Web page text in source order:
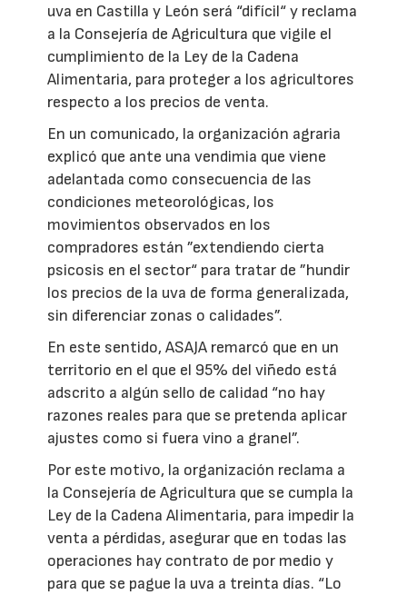
uva en Castilla y León será “difícil“ y reclama
a la Consejería de Agricultura que vigile el
cumplimiento de la Ley de la Cadena
Alimentaria, para proteger a los agricultores
respecto a los precios de venta.
En un comunicado, la organización agraria
explicó que ante una vendimia que viene
adelantada como consecuencia de las
condiciones meteorológicas, los
movimientos observados en los
compradores están ”extendiendo cierta
psicosis en el sector“ para tratar de ”hundir
los precios de la uva de forma generalizada,
sin diferenciar zonas o calidades”.
En este sentido, ASAJA remarcó que en un
territorio en el que el 95% del viñedo está
adscrito a algún sello de calidad “no hay
razones reales para que se pretenda aplicar
ajustes como si fuera vino a granel”.
Por este motivo, la organización reclama a
la Consejería de Agricultura que se cumpla la
Ley de la Cadena Alimentaria, para impedir la
venta a pérdidas, asegurar que en todas las
operaciones hay contrato de por medio y
para que se pague la uva a treinta días. “Lo